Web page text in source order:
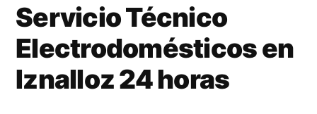
Servicio Técnico
Electrodomésticos en
Iznalloz 24 horas